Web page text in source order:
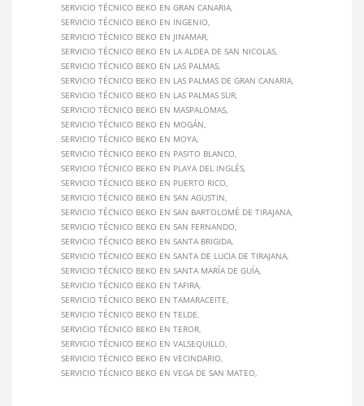
SERVICIO TÉCNICO BEKO EN GRAN CANARIA
SERVICIO TÉCNICO BEKO EN INGENIO
SERVICIO TÉCNICO BEKO EN JINAMAR
SERVICIO TÉCNICO BEKO EN LA ALDEA DE SAN NICOLAS
SERVICIO TÉCNICO BEKO EN LAS PALMAS
SERVICIO TÉCNICO BEKO EN LAS PALMAS DE GRAN CANARIA
SERVICIO TÉCNICO BEKO EN LAS PALMAS SUR
SERVICIO TÉCNICO BEKO EN MASPALOMAS
SERVICIO TÉCNICO BEKO EN MOGÁN
SERVICIO TÉCNICO BEKO EN MOYA
SERVICIO TÉCNICO BEKO EN PASITO BLANCO
SERVICIO TÉCNICO BEKO EN PLAYA DEL INGLÉS
SERVICIO TÉCNICO BEKO EN PUERTO RICO
SERVICIO TÉCNICO BEKO EN SAN AGUSTIN
SERVICIO TÉCNICO BEKO EN SAN BARTOLOMÉ DE TIRAJANA
SERVICIO TÉCNICO BEKO EN SAN FERNANDO
SERVICIO TÉCNICO BEKO EN SANTA BRIGIDA
SERVICIO TÉCNICO BEKO EN SANTA DE LUCIA DE TIRAJANA
SERVICIO TÉCNICO BEKO EN SANTA MARÍA DE GUÍA
SERVICIO TÉCNICO BEKO EN TAFIRA
SERVICIO TÉCNICO BEKO EN TAMARACEITE
SERVICIO TÉCNICO BEKO EN TELDE
SERVICIO TÉCNICO BEKO EN TEROR
SERVICIO TÉCNICO BEKO EN VALSEQUILLO
SERVICIO TÉCNICO BEKO EN VECINDARIO
SERVICIO TÉCNICO BEKO EN VEGA DE SAN MATEO